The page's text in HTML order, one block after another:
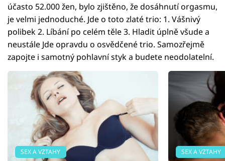
účasto 52.000 žen, bylo zjištěno, že dosáhnutí orgasmu,
je velmi jednoduché. Jde o toto zlaté trio: 1. Vášnivý
polibek 2. Líbání po celém těle 3. Hladit úplně všude a
neustále Jde opravdu o osvědčené trio. Samozřejmě
zapojte i samotný pohlavní styk a budete neodolatelní.
SEX A VZTAHY SEX A VZTAHY